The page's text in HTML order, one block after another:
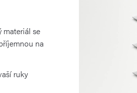
materiál se
na
ruky